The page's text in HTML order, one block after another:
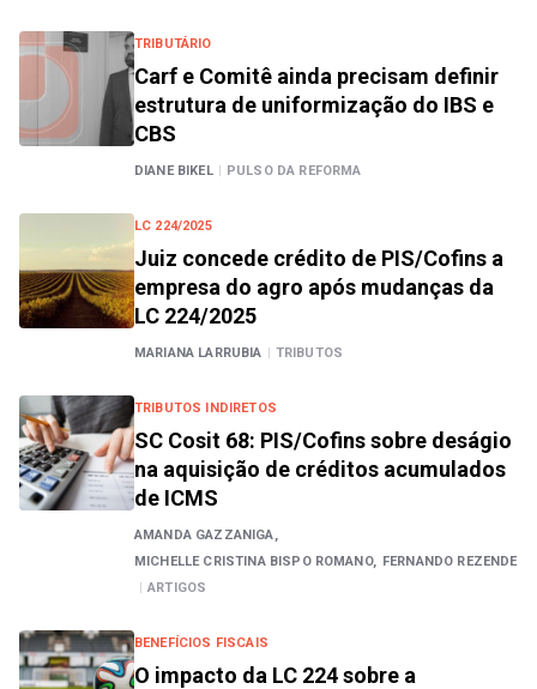
TRIBUTÁRIO
Carf e Comitê ainda precisam definir
estrutura de uniformização do IBS e
CBS
DIANE BIKEL | PULSO DA REFORMA
LC 224/2025
Juiz concede crédito de PIS/Cofins a
empresa do agro após mudanças da
LC 224/2025
MARIANA LARRUBIA | TRIBUTOS
TRIBUTOS INDIRETOS
SC Cosit 68: PIS/Cofins sobre deságio
na aquisição de créditos acumulados
de ICMS
AMANDA GAZZANIGA,
MICHELLE CRISTINA BISPO ROMANO, FERNANDO REZENDE
| ARTIGOS
BENEFÍCIOS FISCAIS
O impacto da LC 224 sobre a